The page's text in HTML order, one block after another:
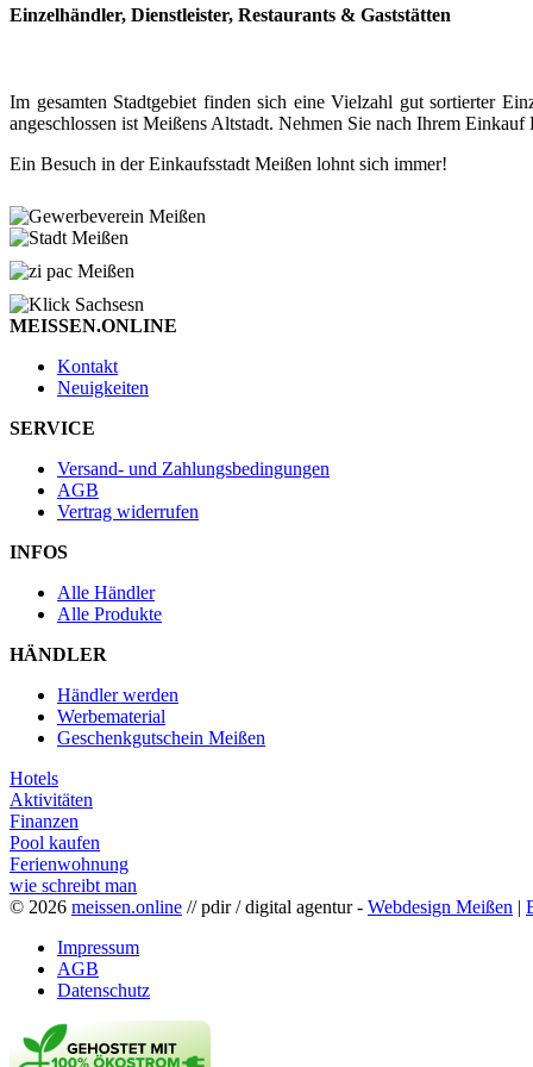
Einzelhändler, Dienstleister, Restaurants & Gaststätten
Im gesamten Stadtgebiet finden sich eine Vielzahl gut sortierter
angeschlossen ist Meißens Altstadt. Nehmen Sie nach Ihrem
Ein Besuch in der Einkaufsstadt Meißen lohnt sich immer!
MEISSEN.ONLINE
Kontakt
Neuigkeiten
SERVICE
Versand- und Zahlungsbedingungen
AGB
Vertrag widerrufen
INFOS
Alle Händler
Alle Produkte
HÄNDLER
Händler werden
Werbematerial
Geschenkgutschein Meißen
Hotels
Aktivitäten
Finanzen
Pool kaufen
Ferienwohnung
wie schreibt man
© 2026 meissen.online // pdir / digital agentur - Webdesign Meißen |
Impressum
AGB
Datenschutz